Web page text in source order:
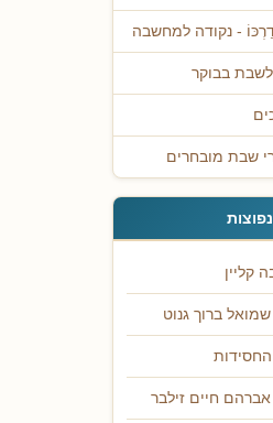
- נקודה למחשבה
לשבת בבוקר
שבת מובחרים
קליין
ברוך גנוט
חיים זילבר